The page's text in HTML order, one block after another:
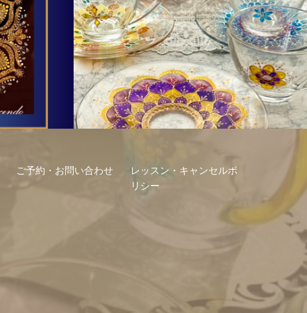
トールペイント 曼荼
ご予約・お問い合わせ
レッスン・キャンセルポ
リシー